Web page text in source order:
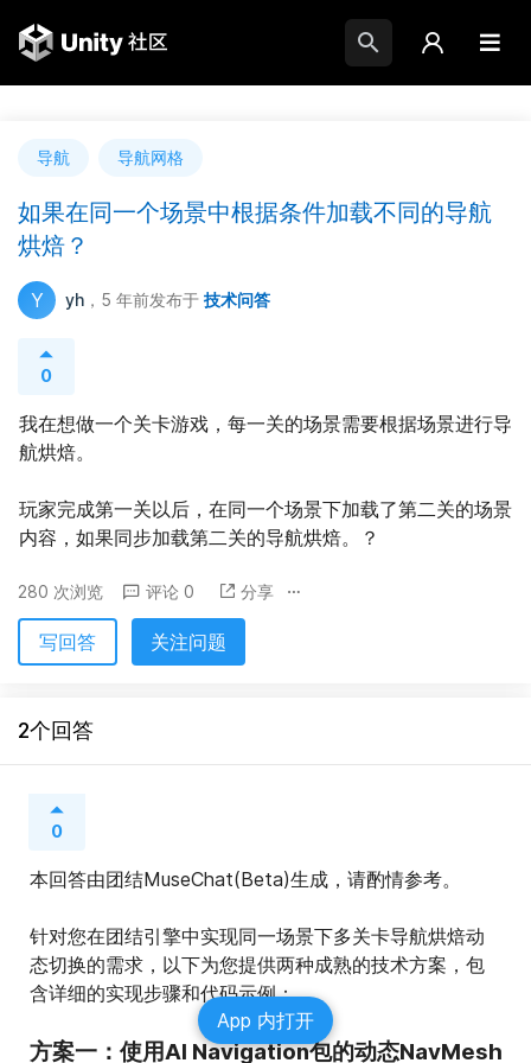
导航 导航网格
如果在同一个场景中根据条件加载不同的导航
烘焙？
Y yh ，5 年前发布于 技术问答
0
我在想做一个关卡游戏，每一关的场景需要根据场景进行导
航烘焙。
玩家完成第一关以后，在同一个场景下加载了第二关的场景
内容，如果同步加载第二关的导航烘焙。？
280 次浏览 评论 0 分享
写回答 关注问题
2个回答
0
本回答由团结MuseChat(Beta)生成，请酌情参考。
针对您在团结引擎中实现同一场景下多关卡导航烘焙动
态切换的需求，以下为您提供两种成熟的技术方案，包
含详细的实现步骤和代码示例：
方案一：使用AI Navigation包的动态NavMesh
App 内打开